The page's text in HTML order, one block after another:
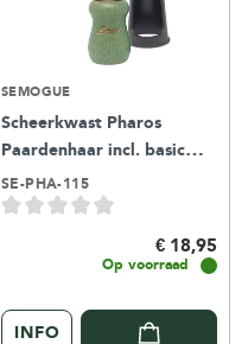
SEMOGUE
Scheerkwast Pharos
Paardenhaar incl. basic
houder - ocean green
SE-PHA-115
€ 18,95
Op voorraad
INFO